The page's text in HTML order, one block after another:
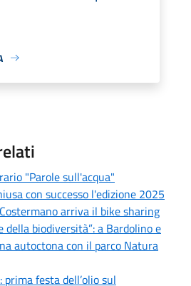
"Parole sull'acqua"
con successo l'edizione 2025
arriva il bike sharing
della biodiversità”: a Bardolino e
autoctona con il parco Natura
prima festa dell’olio sul